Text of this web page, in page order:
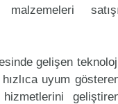
gelişen
uyum